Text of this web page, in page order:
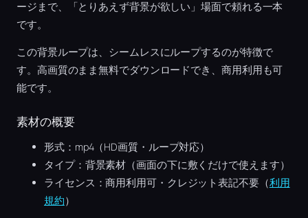
ージまで、「とりあえず背景が欲しい」場面で頼れる一本
です。
この背景ループは、シームレスにループするのが特徴で
す。高画質のまま無料でダウンロードでき、商用利用も可
能です。
素材の概要
形式：mp4（HD画質・ループ対応）
タイプ：背景素材（画面の下に敷くだけで使えます）
ライセンス：商用利用可・クレジット表記不要（利用
規約）